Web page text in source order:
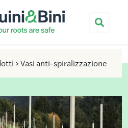
& Bini
>Vasi anti-spiralizzazione